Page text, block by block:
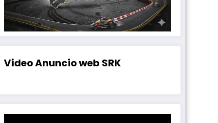
Video Anuncio web SRK